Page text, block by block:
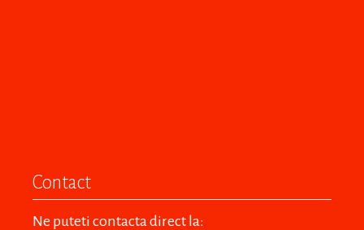
Contact
Ne puteti contacta direct la: